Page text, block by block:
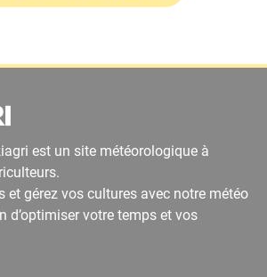
est un site météorologique à
et gérez vos cultures avec notre météo
d’optimiser votre temps et vos